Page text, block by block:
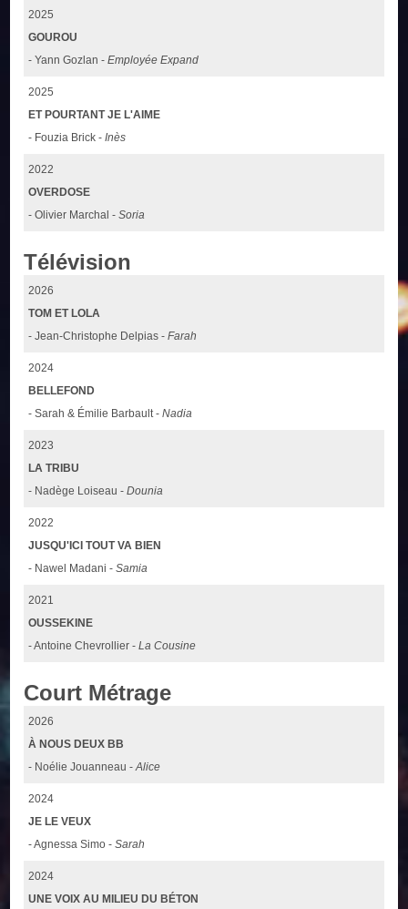
2025
GOUROU
- Yann Gozlan -Employée Expand
2025
ET POURTANT JE L'AIME
- Fouzia Brick -Inès
2022
OVERDOSE
- Olivier Marchal -Soria
Télévision
2026
TOM ET LOLA
- Jean-Christophe Delpias -Farah
2024
BELLEFOND
- Sarah & Émilie Barbault -Nadia
2023
LA TRIBU
- Nadège Loiseau -Dounia
2022
JUSQU'ICI TOUT VA BIEN
- Nawel Madani -Samia
2021
OUSSEKINE
- Antoine Chevrollier -La Cousine
Court Métrage
2026
À NOUS DEUX BB
- Noélie Jouanneau -Alice
2024
JE LE VEUX
- Agnessa Simo -Sarah
2024
UNE VOIX AU MILIEU DU BÉTON